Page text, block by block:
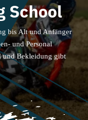
School
bis Alt und Anfänger
und Personal
und Bekleidung gibt